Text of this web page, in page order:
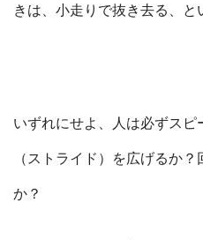
きは、小走りで抜き去る、
いずれにせよ、人は必ずス
（ストライド）を広げるか
か？